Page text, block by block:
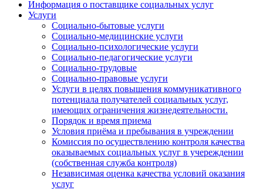
Информация о поставщике социальных услуг
Услуги
Социально-бытовые услуги
Социально-медицинские услуги
Социально-психологические услуги
Социально-педагогические услуги
Социально-трудовые
Социально-правовые услуги
Услуги в целях повышения коммуникативного
потенциала получателей социальных услуг,
имеющих ограничения жизнедеятельности.
Порядок и время приема
Условия приёма и пребывания в учреждении
Комиссия по осуществлению контроля качества
оказываемых социальных услуг в учереждении
(собственная служба контроля)
Независимая оценка качества условий оказания
услуг